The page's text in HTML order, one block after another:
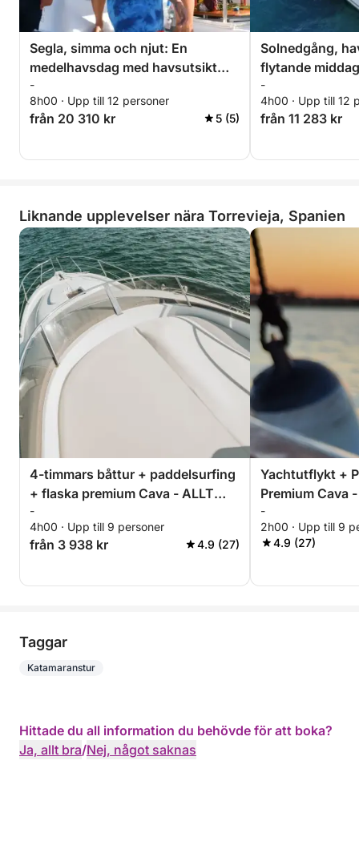
Detta är inte bara tid på vattnet – det är en
heldagsflykt där varje timme känns som ett litet,
solbelyst minne som väntar på att hända.
Segla, simma och njut: En
medelhavsdag med havsutsikt
och sushi-stunder
-
8h00 · Upp till 12 personer
från 20 310 kr 5 (5)
Solnedgång,
flytande
Torrevieja
-
4h00 · Upp till 12
från 11 283 kr
Liknande upplevelser nära Torrevieja, Spanien
4-timmars båttur + paddelsurfing
+ flaska premium Cava - ALLT
INKLUSIVT
-
4h00 · Upp till 9 personer
från 3 938 kr 4.9 (27)
Yachtutflykt +
Premium Cava
Eftermiddag
timmar - ALLT
-
2h00 · Upp till 9
4.9 (27)
Taggar
Katamaranstur
Hittade du all information du behövde för att boka?
Ja, allt bra/Nej, något saknas